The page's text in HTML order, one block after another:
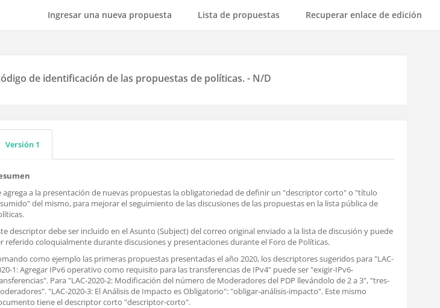
Ingresar una nueva propuesta Lista de propuestas Recuperar enlace de edición
de identificación de las propuestas de políticas. - N/D
Versión 1
agrega a la presentación de nuevas propuestas la obligatoriedad de definir un "descriptor corto" o "título
del mismo, para mejorar el seguimiento de las discusiones de las propuestas en la lista pública de
descriptor debe ser incluido en el Asunto (Subject) del correo original enviado a la lista de discusión y puede
referido coloquialmente durante discusiones y presentaciones durante el Foro de Políticas.
como ejemplo las primeras propuestas presentadas el año 2020, los descriptores sugeridos para "LAC-
1: Agregar IPv6 operativo como requisito para las transferencias de IPv4" puede ser "exigir-IPv6-
Para "LAC-2020-2: Modificación del número de Moderadores del PDP llevándolo de 2 a 3", "tres-
"LAC-2020-3: El Análisis de Impacto es Obligatorio": "obligar-análisis-impacto". Este mismo
tiene el descriptor corto "descriptor-corto".